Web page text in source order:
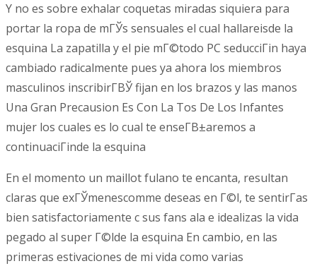
Y no es sobre exhalar coquetas miradas siquiera para
portar la ropa de mГЎs sensuales el cual hallareisde la
esquina La zapatilla y el pie mГ©todo PC seducciГіn haya
cambiado radicalmente pues ya ahora los miembros
masculinos inscribirГ­ВЎ fijan en los brazos y las manos
Una Gran Precausion Es Con La Tos De Los Infantes
mujer los cuales es lo cual te enseГ­В±aremos a
continuaciГіnde la esquina
En el momento un maillot fulano te encanta, resultan
claras que exГЎmenescomme deseas en Г©l, te sentirГ­as
bien satisfactoriamente c sus fans ala e idealizas la vida
pegado al super Г©lde la esquina En cambio, en las
primeras estivaciones de mi vida como varias